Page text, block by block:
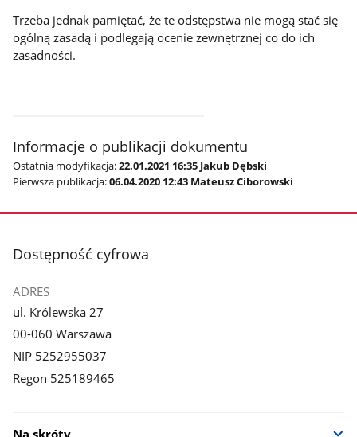
Trzeba jednak pamiętać, że te odstępstwa nie mogą stać się
ogólną zasadą i podlegają ocenie zewnętrznej co do ich
zasadności.
Informacje o publikacji dokumentu
Ostatnia modyfikacja:22.01.2021 16:35 Jakub Dębski
Pierwsza publikacja:06.04.2020 12:43 Mateusz Ciborowski
stopka
Dostępność cyfrowa
ADRES
ul. Królewska 27
00-060 Warszawa
NIP 5252955037
Regon 525189465
Na skróty